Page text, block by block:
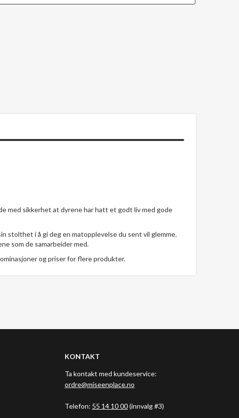
med sikkerhet at dyrene har hatt et godt liv med gode
stolthet i å gi deg en matopplevelse du sent vil glemme.
som de samarbeider med.
og priser for flere produkter.
KONTAKT
Ta kontakt med kundeservice:
ordre@miseenplace.no
Telefon: 55 14 10 00(innvalg #3)